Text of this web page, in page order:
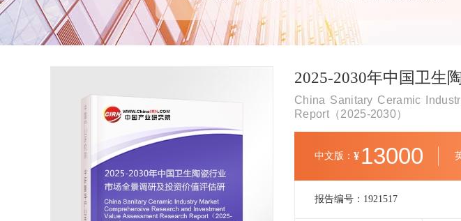
2025-2030年中国卫生
China Sanitary Ceramic
Report（2025-2030）
中文版： ¥ 13000
报告编号： 1921517
《2025-2030年中国卫生陶瓷行业市场全景调研及投资价值评估研
究报告》由中研普华卫生陶瓷行业分析专家领衔撰写，主要分析
了卫生陶瓷行业的市场规模、发展现状与投资前景，同时对卫生
27年研究经验，深度洞察行业驱动力
多元化、高学历的实战型精英团队
微信扫一扫，立即订购报告